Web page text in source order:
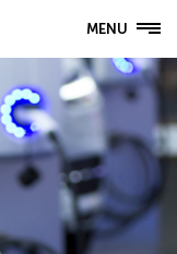
MENU